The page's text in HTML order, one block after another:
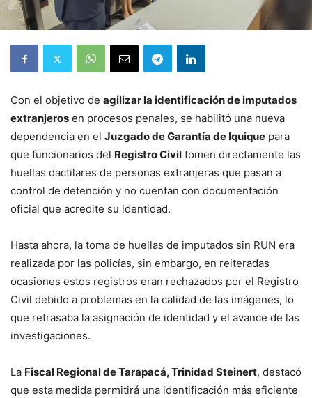
Con el objetivo de agilizar la identificación de imputados
extranjeros en procesos penales, se habilitó una nueva
dependencia en el Juzgado de Garantía de Iquique para
que funcionarios del Registro Civil tomen directamente las
huellas dactilares de personas extranjeras que pasan a
control de detención y no cuentan con documentación
oficial que acredite su identidad.
Hasta ahora, la toma de huellas de imputados sin RUN era
realizada por las policías, sin embargo, en reiteradas
ocasiones estos registros eran rechazados por el Registro
Civil debido a problemas en la calidad de las imágenes, lo
que retrasaba la asignación de identidad y el avance de las
investigaciones.
La Fiscal Regional de Tarapacá, Trinidad Steinert, destacó
que esta medida permitirá una identificación más eficiente